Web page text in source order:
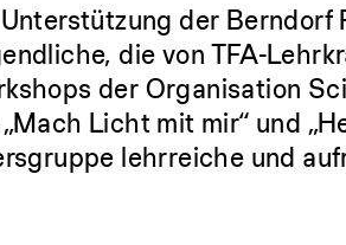
der
die von TFA-
der Organisation
Licht mit mir“ und
lehrreiche und